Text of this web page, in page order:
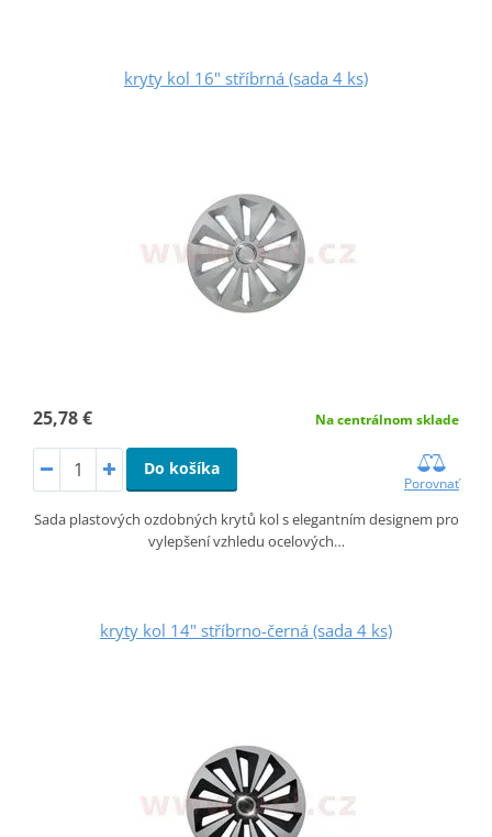
kryty kol 16" stříbrná (sada 4 ks)
25,78 € Na centrálnom sklade
Do košíka
Porovnať
Sada plastových ozdobných krytů kol s elegantním designem pro
vylepšení vzhledu ocelových…
kryty kol 14" stříbrno-černá (sada 4 ks)